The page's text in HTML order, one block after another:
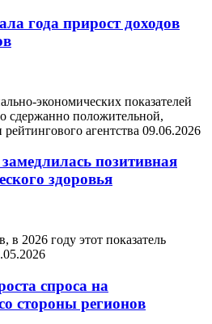
года прирост доходов
экономических показателей
сдержанно положительной,
агентства 09.06.2026
позитивная
здоровья
2026 году этот показатель
спроса на
стороны регионов